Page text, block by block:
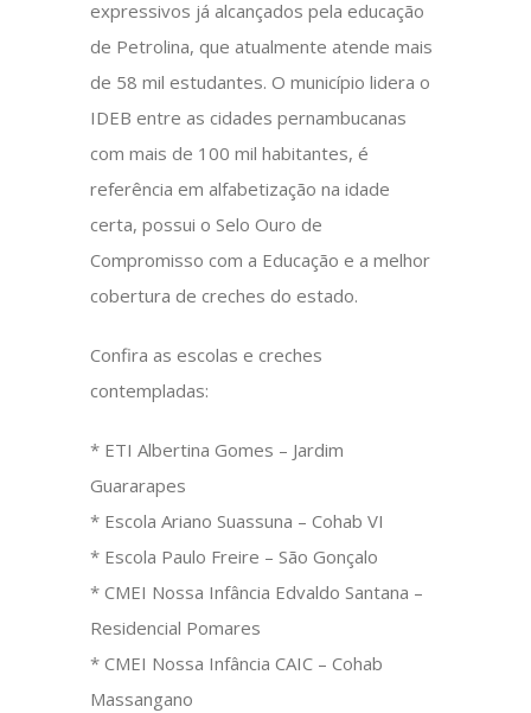
expressivos já alcançados pela educação
de Petrolina, que atualmente atende mais
de 58 mil estudantes. O município lidera o
IDEB entre as cidades pernambucanas
com mais de 100 mil habitantes, é
referência em alfabetização na idade
certa, possui o Selo Ouro de
Compromisso com a Educação e a melhor
cobertura de creches do estado.
Confira as escolas e creches
contempladas:
* ETI Albertina Gomes – Jardim
Guararapes
* Escola Ariano Suassuna – Cohab VI
* Escola Paulo Freire – São Gonçalo
* CMEI Nossa Infância Edvaldo Santana –
Residencial Pomares
* CMEI Nossa Infância CAIC – Cohab
Massangano